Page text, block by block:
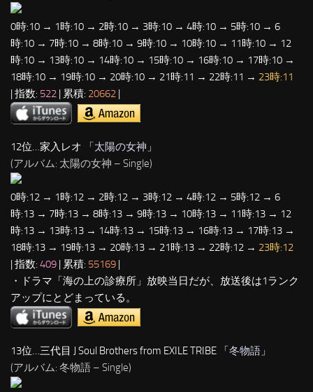
0時:10 → 1時:10 → 2時:10 → 3時:10 → 4時:10 → 5時:10 → 6
時:10 → 7時:10 → 8時:10 → 9時:10 → 10時:10 → 11時:10 → 12
時:10 → 13時:10 → 14時:10 → 15時:10 → 16時:10 → 17時:10 →
18時:10 → 19時:10 → 20時:10 → 21時:11 → 22時:11 → 23時:11
| 指数: 522 | 累積: 20662 |
12位…家入レオ 「太陽の女神 」
(アルバム: 太陽の女神 – Single)
0時:12 → 1時:12 → 2時:12 → 3時:12 → 4時:12 → 5時:12 → 6
時:13 → 7時:13 → 8時:13 → 9時:13 → 10時:13 → 11時:13 → 12
時:13 → 13時:13 → 14時:13 → 15時:13 → 16時:13 → 17時:13 →
18時:13 → 19時:13 → 20時:13 → 21時:13 → 22時:12 → 23時:12
| 指数: 409 | 累積: 55169 |
・ドラマ「海の上の診療所」放映当日だが、放送後は1ランク
アップにとどまっている。
13位…三代目 J Soul Brothers from EXILE TRIBE 「冬物語 」
(アルバム: 冬物語 – Single)